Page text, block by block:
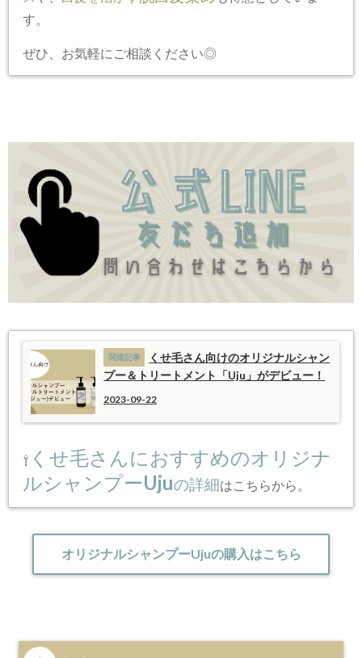
す。
ぜひ、お気軽にご相談ください◎
くせ毛さん向けのオリジナルシャン
プー＆トリートメント「Uju」がデビュー！
2023-09-22
⇧ くせ毛さんにおすすめのオリジナ
ルシャンプーUjuの詳細はこちらから。
オリジナルシャンプーUjuの購入はこちら